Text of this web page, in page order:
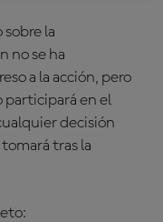
la
no se ha
a la acción, pero
participará en el
decisión
tras la